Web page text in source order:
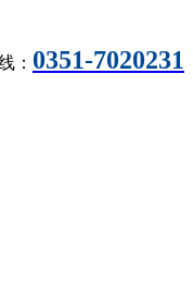
： 0351-7020231